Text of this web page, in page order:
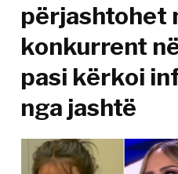
përjashtohet
konkurrent
pasi kërkoi
nga jashtë